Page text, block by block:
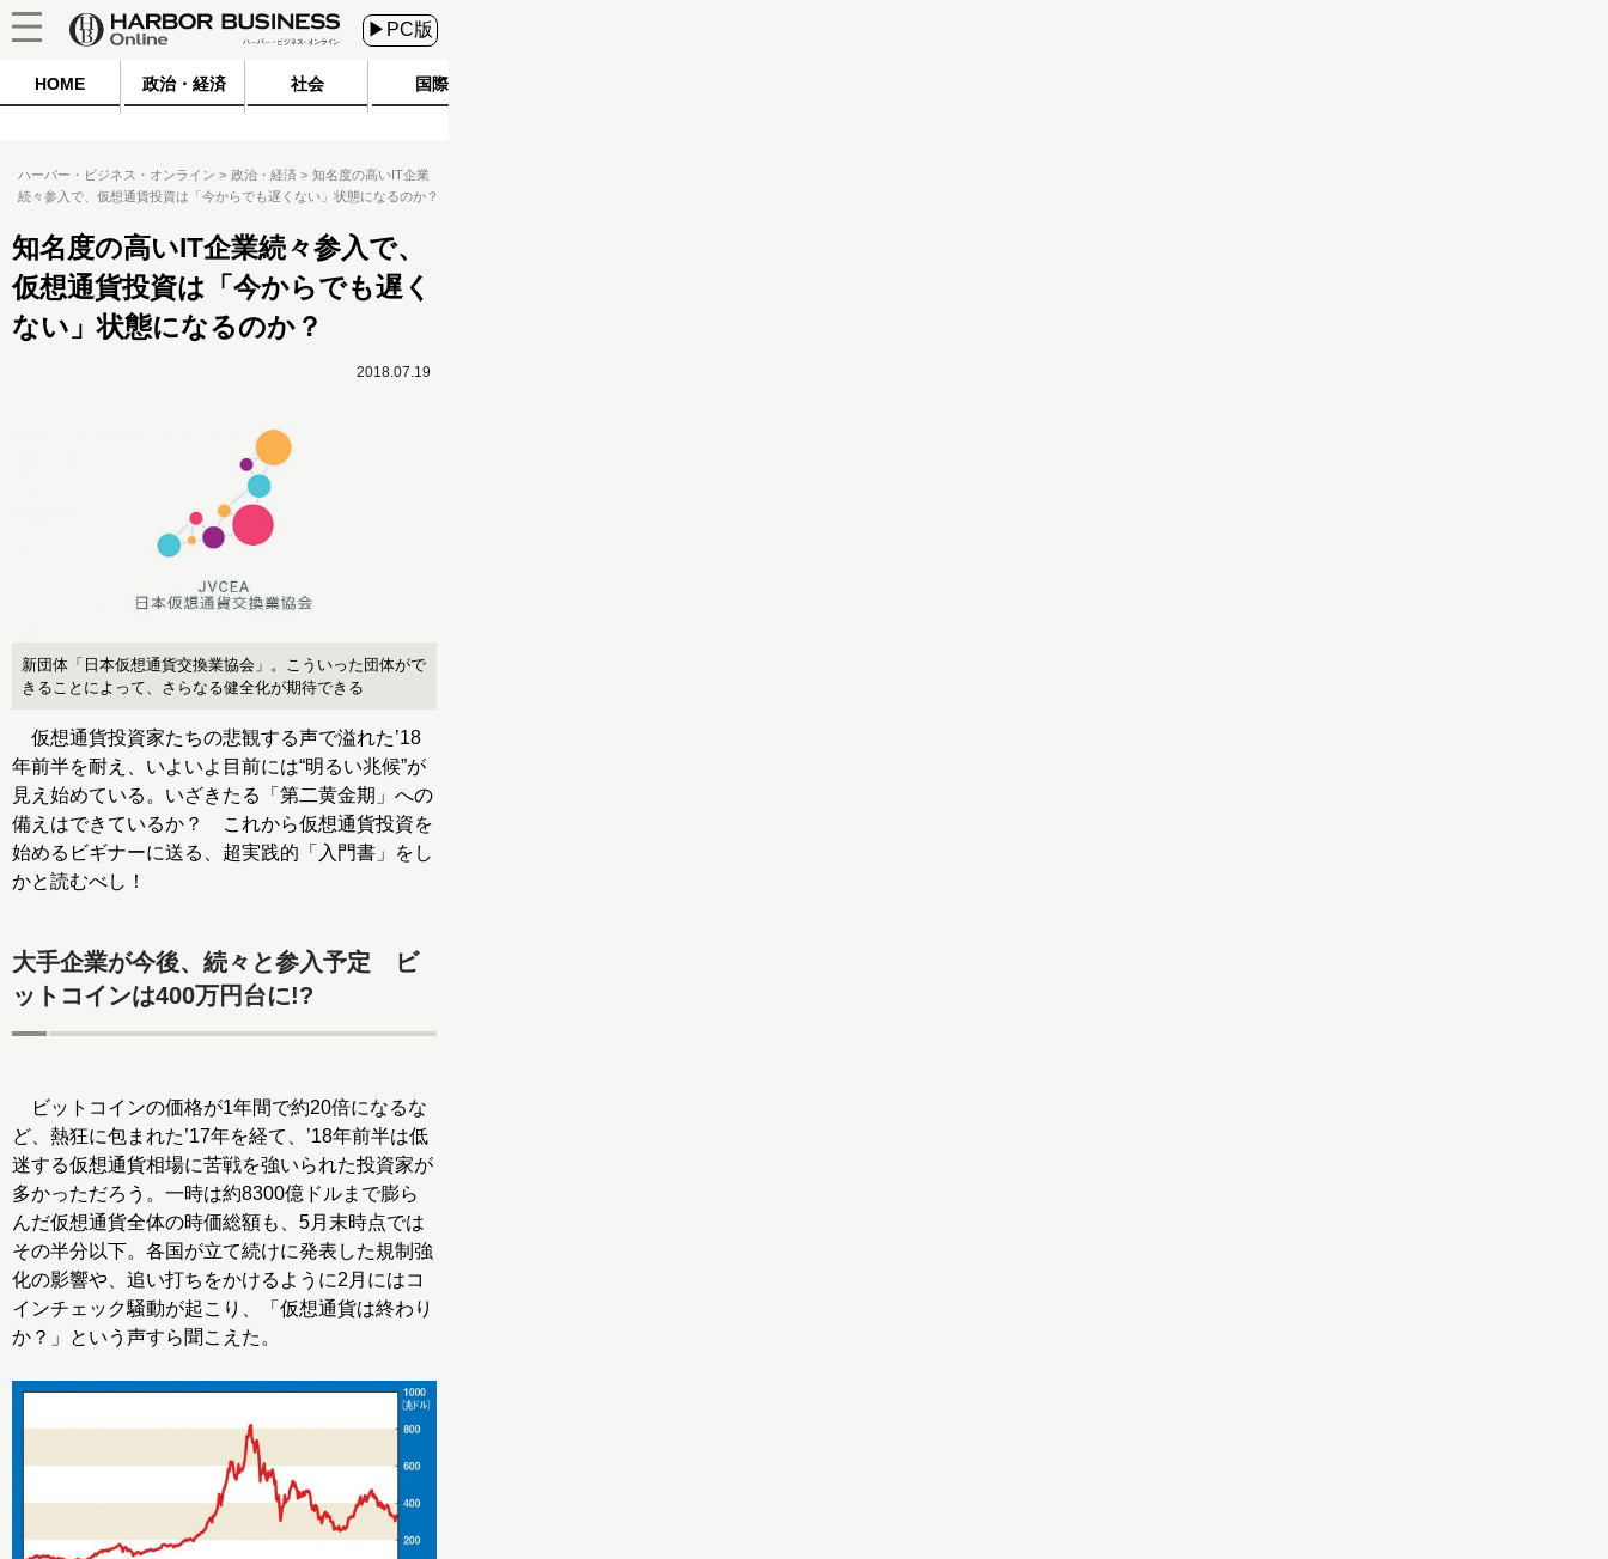
▶PC版
HOME 政治・経済 社会 国際
ハーバー・ビジネス・オンライン 政治・経済
知名度の高いIT企業
続々参入で、仮想通貨投資は「今からでも遅くない」状態になるのか？
知名度の高いIT企業続々参入で、
仮想通貨投資は「今からでも遅く
ない」状態になるのか？
2018.07.19
新団体「日本仮想通貨交換業協会」。こういった団体がで
きることによって、さらなる健全化が期待できる
仮想通貨投資家たちの悲観する声で溢れた’18
年前半を耐え、いよいよ目前には“明るい兆候”が
見え始めている。いざきたる「第二黄金期」への
備えはできているか？ これから仮想通貨投資を
始めるビギナーに送る、超実践的「入門書」をし
かと読むべし！
大手企業が今後、続々と参入予定 ビ
ットコインは400万円台に!?
ビットコインの価格が1年間で約20倍になるな
ど、熱狂に包まれた’17年を経て、’18年前半は低
迷する仮想通貨相場に苦戦を強いられた投資家が
多かっただろう。一時は約8300億ドルまで膨ら
んだ仮想通貨全体の時価総額も、5月末時点では
その半分以下。各国が立て続けに発表した規制強
化の影響や、追い打ちをかけるように2月にはコ
インチェック騒動が起こり、「仮想通貨は終わり
か？」という声すら聞こえた。